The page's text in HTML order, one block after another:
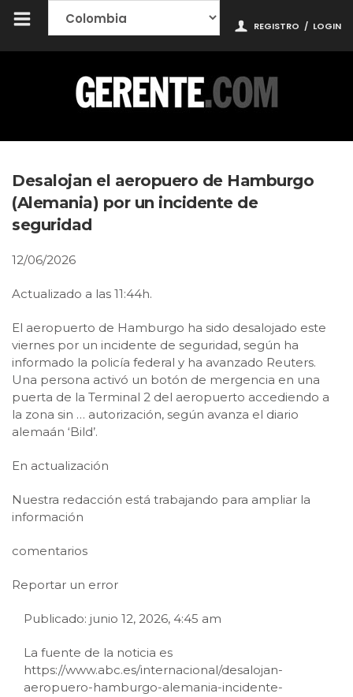
REGISTRO / LOGIN
Desalojan el aeropuero de Hamburgo
(Alemania) por un incidente de
seguridad
12/06/2026
Actualizado a las 11:44h.
El aeropuerto de Hamburgo ha sido desalojado este
viernes por un incidente de seguridad, según ha
informado la policía federal y ha avanzado Reuters.
Una persona activó un botón de mergencia en una
puerta de la Terminal 2 del aeropuerto accediendo a
la zona sin … autorización, según avanza el diario
alemaán ‘Bild’.
En actualización
Nuestra redacción está trabajando para ampliar la
información
comentarios
Reportar un error
Publicado: junio 12, 2026, 4:45 am
La fuente de la noticia es
https://www.abc.es/internacional/desalojan-
aeropuero-hamburgo-alemania-incidente-